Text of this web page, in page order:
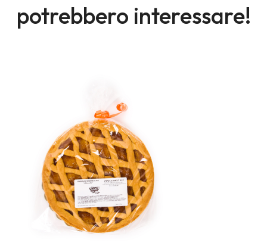
potrebbero interessare!